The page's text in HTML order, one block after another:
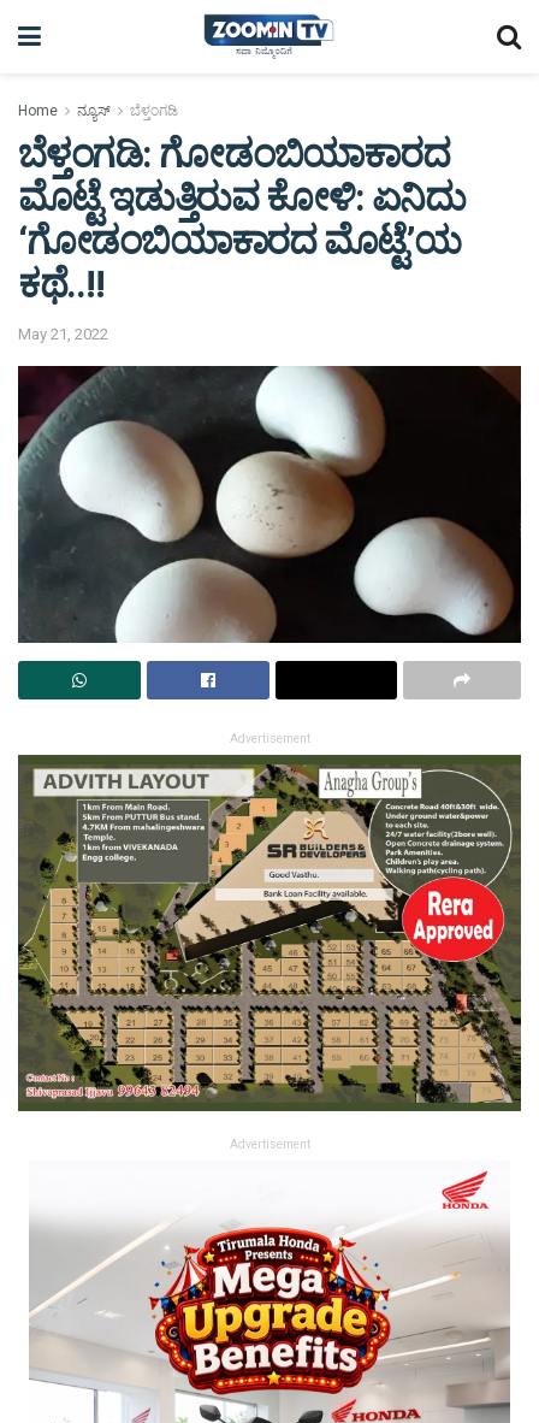
Home ನ್ಯೂಸ್ ಬೆಳ್ತಂಗಡಿ
ಬೆಳ್ತಂಗಡಿ: ಗೋಡಂಬಿಯಾಕಾರದ
ಮೊಟ್ಟೆ ಇಡುತ್ತಿರುವ ಕೋಳಿ: ಏನಿದು
‘ಗೋಡಂಬಿಯಾಕಾರದ ಮೊಟ್ಟೆ’ಯ
ಕಥೆ..!!
May 21, 2022
Advertisement
Advertisement